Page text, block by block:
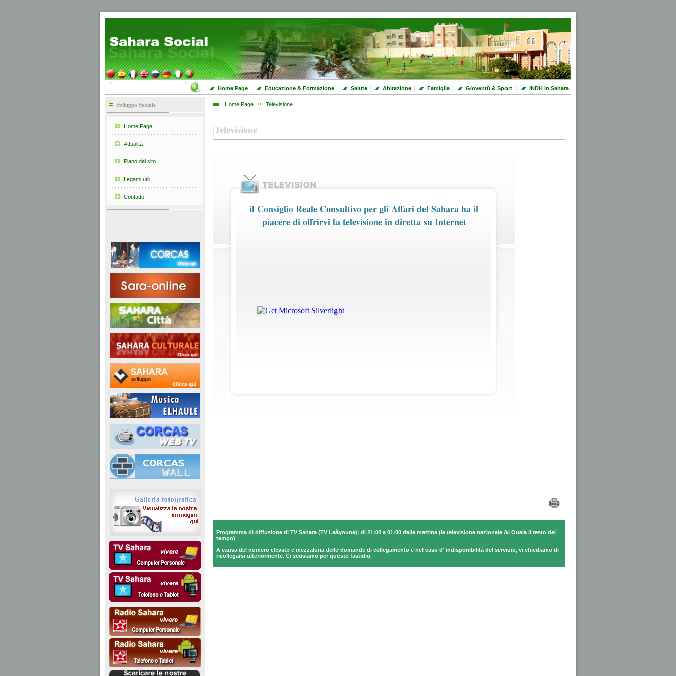
Home Page | Educazione & Formazione | Salute | Abitazione | Famiglia | Gioventù & Sport | INDH in Sahara
Sviluppo Sociale
Home Page
Attualità
Piano del sito
Legami utili
Contatto
Home Page Televisione
|Televisione
Programma di diffusione di TV Sahara (TV Laâyoune): di 21:00 a 01:00 della mattina (la televisione nazionale Al Ouala il resto del
tempo)
A causa del numero elevato e mezzaluna delle domande di collegamento e nel caso d' indisponibilità del servizio, vi chiediamo di
ricollegarsi ulteriormente. Ci scusiamo per questo fastidio.